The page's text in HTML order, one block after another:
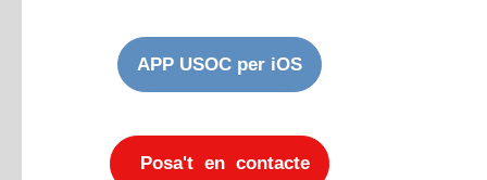
APP USOC per iOS
Posa't en contacte